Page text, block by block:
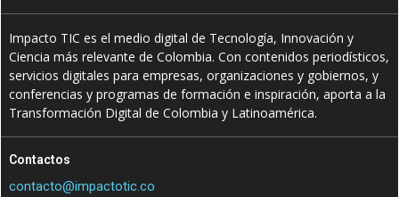
Impacto TIC es el medio digital de Tecnología, Innovación y
Ciencia más relevante de Colombia. Con contenidos periodísticos,
servicios digitales para empresas, organizaciones y gobiernos, y
conferencias y programas de formación e inspiración, aporta a la
Transformación Digital de Colombia y Latinoamérica.
Contactos
contacto@impactotic.co